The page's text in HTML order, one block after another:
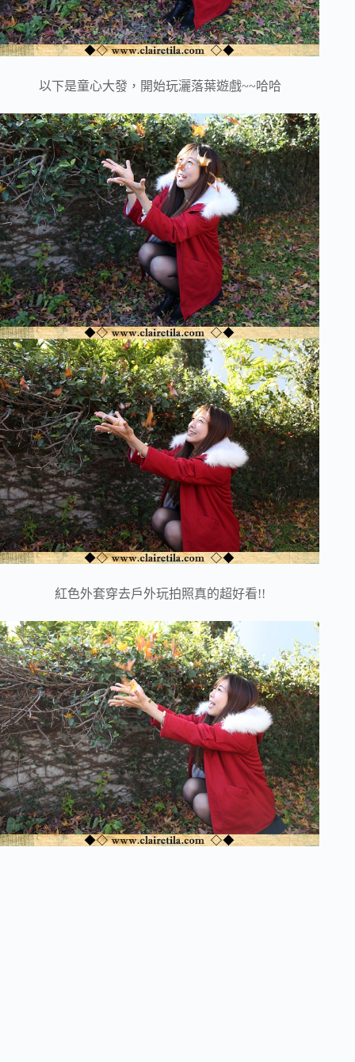
以下是童心大發，開始玩灑落葉遊戲~~哈哈
紅色外套穿去戶外玩拍照真的超好看!!